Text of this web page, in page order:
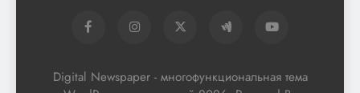
Digital Newspaper - многофункциональная тема